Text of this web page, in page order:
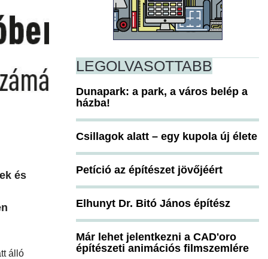
és
álló
LEGOLVASOTTABB
Dunapark: a park, a város belép a
házba!
Csillagok alatt – egy kupola új élete
Petíció az építészet jövőjéért
Elhunyt Dr. Bitó János építész
Már lehet jelentkezni a CAD'oro
építészeti animációs filmszemlére